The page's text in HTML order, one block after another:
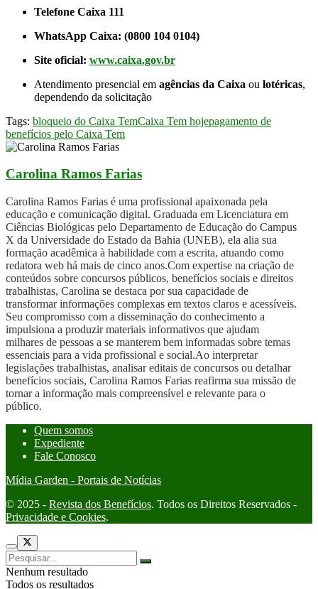
Telefone Caixa 111
WhatsApp Caixa: (0800 104 0104)
Site oficial: www.caixa.gov.br
Atendimento presencial em agências da Caixa ou lotéricas,
dependendo da solicitação
Tags: bloqueio do Caixa TemCaixa Tem hojepagamento de
benefícios pelo Caixa Tem
Carolina Ramos Farias
Carolina Ramos Farias é uma profissional apaixonada pela
educação e comunicação digital. Graduada em Licenciatura em
Ciências Biológicas pelo Departamento de Educação do Campus
X da Universidade do Estado da Bahia (UNEB), ela alia sua
formação acadêmica à habilidade com a escrita, atuando como
redatora web há mais de cinco anos.Com expertise na criação de
conteúdos sobre concursos públicos, benefícios sociais e direitos
trabalhistas, Carolina se destaca por sua capacidade de
transformar informações complexas em textos claros e acessíveis.
Seu compromisso com a disseminação do conhecimento a
impulsiona a produzir materiais informativos que ajudam
milhares de pessoas a se manterem bem informadas sobre temas
essenciais para a vida profissional e social.Ao interpretar
legislações trabalhistas, analisar editais de concursos ou detalhar
benefícios sociais, Carolina Ramos Farias reafirma sua missão de
tornar a informação mais compreensível e relevante para o
público.
Quem somos
Expediente
Fale Conosco
Mídia Garden - Portais de Notícias
© 2025 - Revista dos Benefícios. Todos os Direitos Reservados -
Privacidade e Cookies.
Nenhum resultado
Todos os resultados